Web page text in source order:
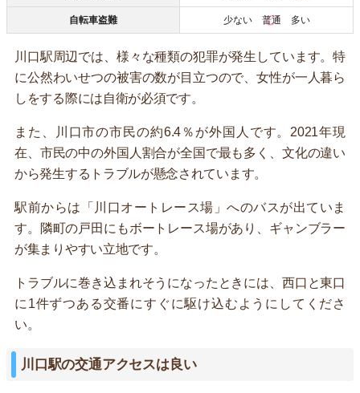
自転車盗難 少ない 普通 多い
川口駅周辺では、様々な種類の犯罪が発生しています。特
に公然わいせつの被害の数が目立つので、女性が一人暮ら
しをする際には自衛が必須です。
また、川口市の市民の約6.4％が外国人です。2021年現
在、市民の中の外国人割合が全国で最も多く、文化の違い
から発生するトラブルが懸念されています。
駅前からは「川口オートレース場」へのバスが出ていま
す。隣町の戸田にもボートレース場があり、ギャンブラー
が集まりやすい立地です。
トラブルに巻き込まれそうになったときには、西口と東口
に1件ずつある交番にすぐに駆け込むようにしてくださ
い。
川口駅の交通アクセスは良い